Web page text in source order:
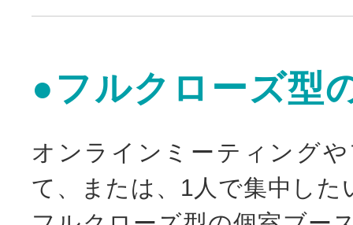
●フルクローズ型
オンラインミーティング
て、または、1人で集中した